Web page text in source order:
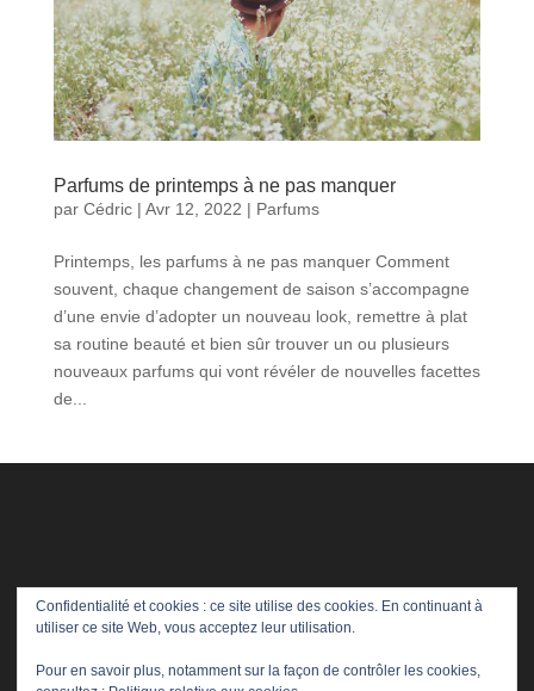
Parfums de printemps à ne pas manquer
par Cédric| Avr 12, 2022 | Parfums
Printemps, les parfums à ne pas manquer Comment
souvent, chaque changement de saison s’accompagne
d’une envie d’adopter un nouveau look, remettre à plat
sa routine beauté et bien sûr trouver un ou plusieurs
nouveaux parfums qui vont révéler de nouvelles facettes
de...
Confidentialité et cookies : ce site utilise des cookies. En continuant à
utiliser ce site Web, vous acceptez leur utilisation.
Pour en savoir plus, notamment sur la façon de contrôler les cookies,